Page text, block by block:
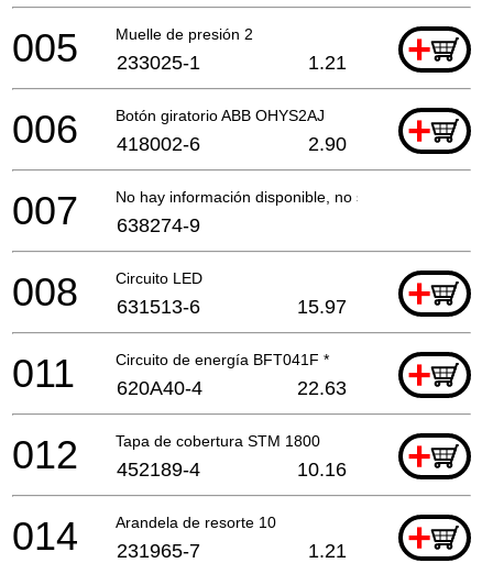
Muelle de presión 2 +
005 233025-1 1.21
Botón giratorio ABB OHYS2AJ +
006 418002-6 2.90
No hay información disponible, no se puede pedir
007 638274-9
Circuito LED +
008 631513-6 15.97
Circuito de energía BFT041F * +
011 620A40-4 22.63
Tapa de cobertura STM 1800 +
012 452189-4 10.16
Arandela de resorte 10 +
014 231965-7 1.21